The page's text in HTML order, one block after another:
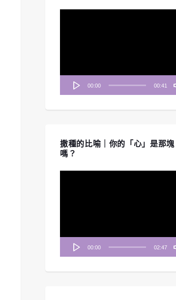
00:00 00:41
撒種的比喻｜你的「心」是那塊
嗎？
00:00 02:47